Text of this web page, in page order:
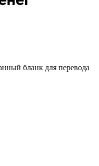
бланк для перевода